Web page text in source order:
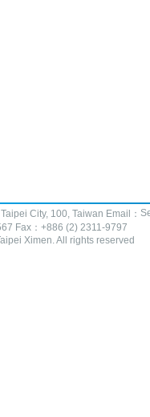
City, 100, Taiwan Email：
Fax：+886 (2) 2311-9797
Ximen. All rights reserved